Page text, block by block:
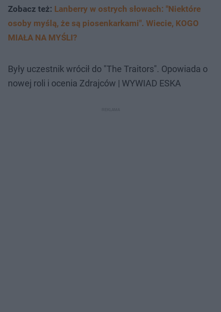
Zobacz też: Lanberry w ostrych słowach: "Niektóre
osoby myślą, że są piosenkarkami". Wiecie, KOGO
MIAŁA NA MYŚLI?
Były uczestnik wrócił do "The Traitors". Opowiada o
nowej roli i ocenia Zdrajców | WYWIAD ESKA